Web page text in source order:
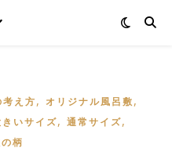
え方, オリジナル風呂敷,
きいサイズ, 通常サイズ,
柄